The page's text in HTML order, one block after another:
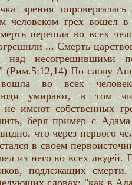
зрения
человеком грех вошел
перешла во всех
... Смерть
несогрешившими
(Рим.5:12,14) По слову
во всех
люди умирают, в том
имеют собственных
беря пример с
что через первого
в своем
из него во всех людей.
подлежащих
словах: "как в